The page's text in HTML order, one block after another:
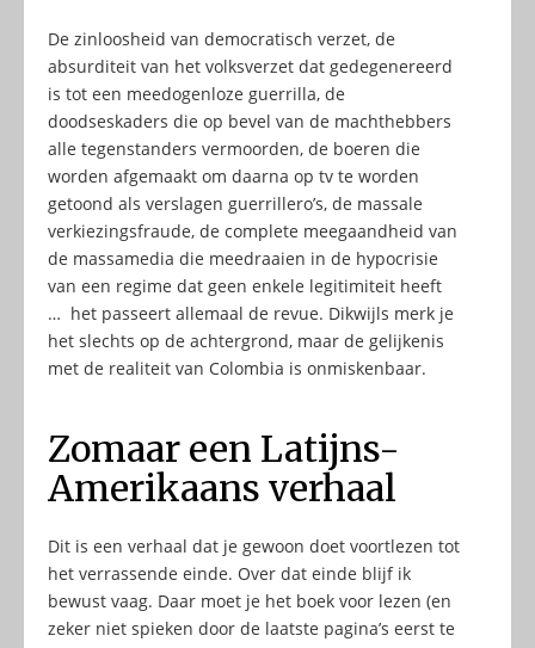
De zinloosheid van democratisch verzet, de
absurditeit van het volksverzet dat gedegenereerd
is tot een meedogenloze guerrilla, de
doodseskaders die op bevel van de machthebbers
alle tegenstanders vermoorden, de boeren die
worden afgemaakt om daarna op tv te worden
getoond als verslagen guerrillero’s, de massale
verkiezingsfraude, de complete meegaandheid van
de massamedia die meedraaien in de hypocrisie
van een regime dat geen enkele legitimiteit heeft
… het passeert allemaal de revue. Dikwijls merk je
het slechts op de achtergrond, maar de gelijkenis
met de realiteit van Colombia is onmiskenbaar.
Zomaar een Latijns-
Amerikaans verhaal
Dit is een verhaal dat je gewoon doet voortlezen tot
het verrassende einde. Over dat einde blijf ik
bewust vaag. Daar moet je het boek voor lezen (en
zeker niet spieken door de laatste pagina’s eerst te